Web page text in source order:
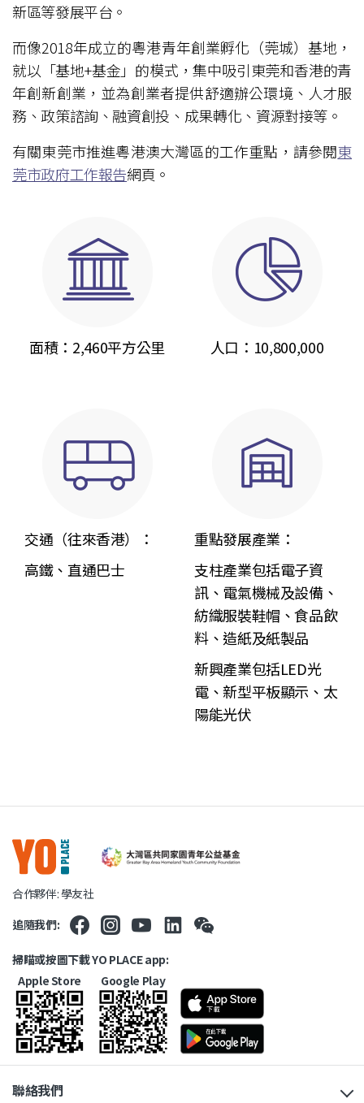
新區等發展平台。
而像2018年成立的粵港青年創業孵化（莞城）基地，
就以「基地+基金」的模式，集中吸引東莞和香港的青
年創新創業，並為創業者提供舒適辦公環境、人才服
務、政策諮詢、融資創投、成果轉化、資源對接等。
有關東莞市推進粵港澳大灣區的工作重點，請參閱東
莞市政府工作報告網頁。
面積：2,460平方公里 人口：10,800,000
交通（往來香港）：
高鐵、直通巴士
重點發展產業：
支柱產業包括電子資
訊、電氣機械及設備、
紡織服裝鞋帽、食品飲
料、造紙及紙製品
新興產業包括LED光
電、新型平板顯示、太
陽能光伏
合作夥伴: 學友社
追隨我們:
掃瞄或按圖下載 YO PLACE app:
Apple Store
Google Play
聯絡我們